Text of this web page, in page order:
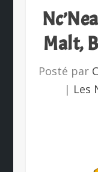
Malt,
Posté par
| Les